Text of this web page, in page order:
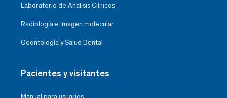
Laboratorio de Análisis Clínicos
Radiología e Imagen molecular
Odontología y Salud Dental
Pacientes y visitantes